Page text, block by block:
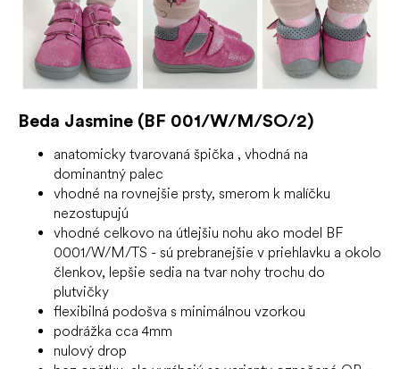
Beda Jasmine (BF 001/W/M/SO/2)
anatomicky tvarovaná špička , vhodná na
dominantný palec
vhodné na rovnejšie prsty, smerom k malíčku
nezostupujú
vhodné celkovo na útlejšiu nohu ako model BF
0001/W/M/TS - sú prebranejšie v priehlavku a okolo
členkov, lepšie sedia na tvar nohy trochu do
plutvičky
flexibilná podošva s minimálnou vzorkou
podrážka cca 4mm
nulový drop